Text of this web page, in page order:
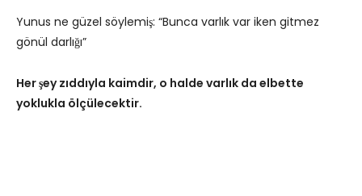
Yunus ne güzel söylemiş: “Bunca varlık var iken gitmez
gönül darlığı”
Her şey zıddıyla kaimdir, o halde varlık da elbette
yoklukla ölçülecektir.